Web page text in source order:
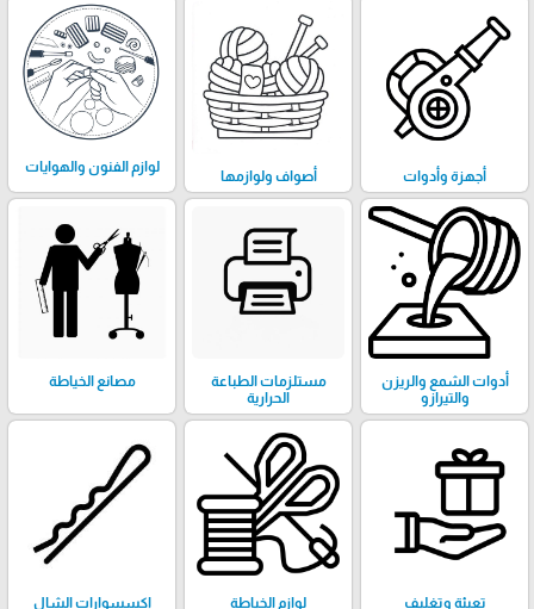
أجهزة وأدوات أصواف ولوازمها
لوازم الفنون والهوايات
أدوات الشمع والريزن
والتيرازو
مستلزمات الطباعة
الحرارية
مصانع الخياطة
تعبئة وتغليف لوازم الخياطة
إكسسوارات الشال